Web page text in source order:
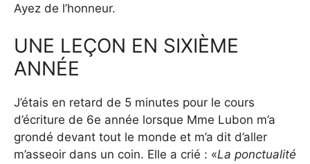
Ayez de l’honneur.
UNE LEÇON EN SIXIÈME
ANNÉE
J’étais en retard de 5 minutes pour le cours
d’écriture de 6e année lorsque Mme Lubon m’a
grondé devant tout le monde et m’a dit d’aller
m’asseoir dans un coin. Elle a crié : «La ponctualité